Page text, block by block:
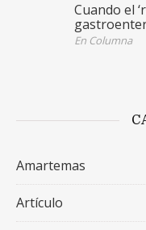
Cuando el
En Columna
Amartemas
Artículo